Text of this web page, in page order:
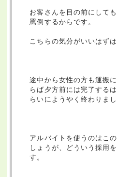
お客さんを目の前にして
罵倒するからです。
こちらの気分がいいはずは
途中から女性の方も運搬
らば夕方前には完了する
らいにようやく終わりまし
アルバイトを使うのはこ
しょうが、どういう採用
す。